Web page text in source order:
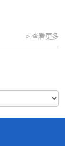
> 查看更多